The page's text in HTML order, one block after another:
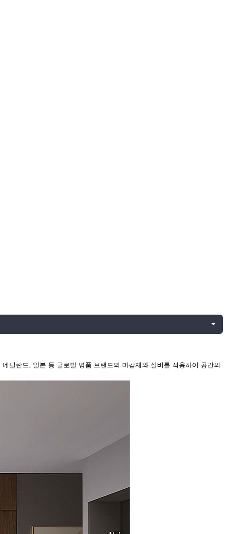
덜란드, 일본 등 글로벌 명품 브랜드의 마감재와 설비를 적용하여 공간의